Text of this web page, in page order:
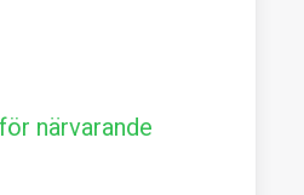
närvarande